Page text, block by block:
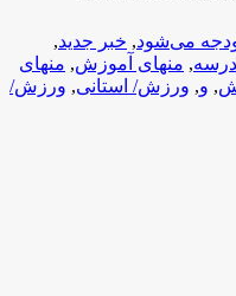
می‌شود, خبر جدید,
, منهای آموزش, منهای
, و, ورزش/ استانی, ورزش/